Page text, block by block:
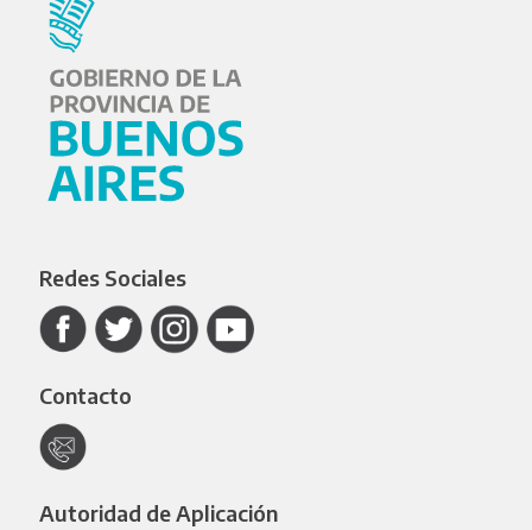
Redes Sociales
Contacto
Autoridad de Aplicación